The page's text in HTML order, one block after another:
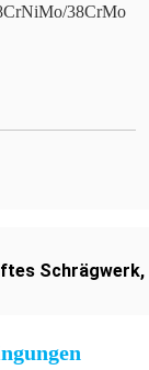
38CrMo
Schrägwerk,